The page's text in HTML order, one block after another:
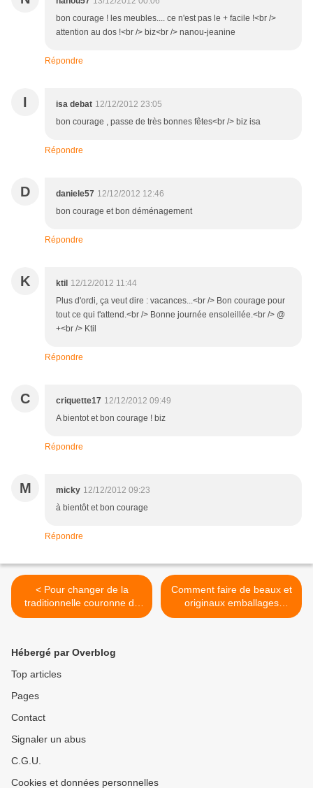
bon courage ! les meubles.... ce n'est pas le + facile !<br />
attention au dos !<br /> biz<br /> nanou-jeanine
Répondre
I isa debat 12/12/2012 23:05
bon courage , passe de très bonnes fêtes<br /> biz isa
Répondre
D daniele57 12/12/2012 12:46
bon courage et bon déménagement
Répondre
K ktil 12/12/2012 11:44
Plus d'ordi, ça veut dire : vacances...<br /> Bon courage pour
tout ce qui t'attend.<br /> Bonne journée ensoleillée.<br /> @
+<br /> Ktil
Répondre
C criquette17 12/12/2012 09:49
A bientot et bon courage ! biz
Répondre
M micky 12/12/2012 09:23
à bientôt et bon courage
Répondre
< Pour changer de la
traditionnelle couronne de
porte de Noël !
Comment faire de beaux et
originaux emballages
cadeaux ! >
Hébergé par Overblog
Top articles
Pages
Contact
Signaler un abus
C.G.U.
Cookies et données personnelles